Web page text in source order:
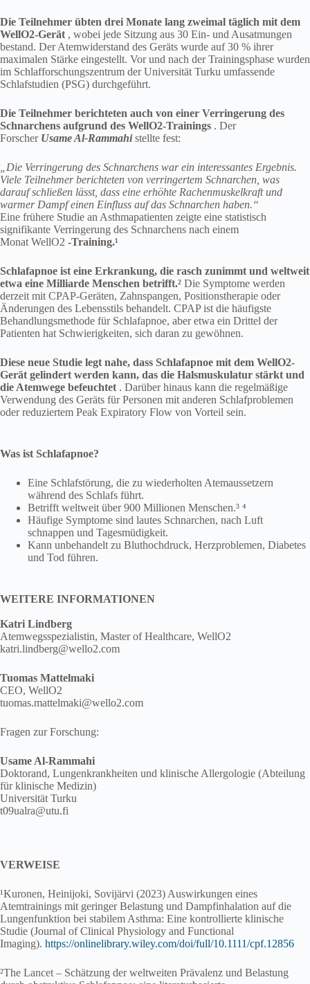
Die Teilnehmer übten drei Monate lang zweimal täglich mit dem
WellO2-Gerät , wobei jede Sitzung aus 30 Ein- und Ausatmungen
bestand. Der Atemwiderstand des Geräts wurde auf 30 % ihrer
maximalen Stärke eingestellt. Vor und nach der Trainingsphase wurden
im Schlafforschungszentrum der Universität Turku umfassende
Schlafstudien (PSG) durchgeführt.
Die Teilnehmer berichteten auch von einer Verringerung des
Schnarchens aufgrund des WellO2-Trainings . Der
Forscher Usame Al-Rammahistellte fest:
„Die Verringerung des Schnarchens war ein interessantes Ergebnis.
Viele Teilnehmer berichteten von verringertem Schnarchen, was
darauf schließen lässt, dass eine erhöhte Rachenmuskelkraft und
warmer Dampf einen Einfluss auf das Schnarchen haben.“
Eine frühere Studie an Asthmapatienten zeigte eine statistisch
signifikante Verringerung des Schnarchens nach einem
Monat WellO2 -Training.¹
Schlafapnoe ist eine Erkrankung, die rasch zunimmt und weltweit
etwa eine Milliarde Menschen betrifft.² Die Symptome werden
derzeit mit CPAP-Geräten, Zahnspangen, Positionstherapie oder
Änderungen des Lebensstils behandelt. CPAP ist die häufigste
Behandlungsmethode für Schlafapnoe, aber etwa ein Drittel der
Patienten hat Schwierigkeiten, sich daran zu gewöhnen.
Diese neue Studie legt nahe, dass Schlafapnoe mit dem WellO2-
Gerät gelindert werden kann, das die Halsmuskulatur stärkt und
die Atemwege befeuchtet . Darüber hinaus kann die regelmäßige
Verwendung des Geräts für Personen mit anderen Schlafproblemen
oder reduziertem Peak Expiratory Flow von Vorteil sein.
Was ist Schlafapnoe?
Eine Schlafstörung, die zu wiederholten Atemaussetzern
während des Schlafs führt.
Betrifft weltweit über 900 Millionen Menschen.³ ⁴
Häufige Symptome sind lautes Schnarchen, nach Luft
schnappen und Tagesmüdigkeit.
Kann unbehandelt zu Bluthochdruck, Herzproblemen, Diabetes
und Tod führen.
WEITERE INFORMATIONEN
Katri Lindberg
Atemwegsspezialistin, Master of Healthcare, WellO2
katri.lindberg@wello2.com
Tuomas Mattelmaki
CEO, WellO2
tuomas.mattelmaki@wello2.com
Fragen zur Forschung:
Usame Al-Rammahi
Doktorand, Lungenkrankheiten und klinische Allergologie (Abteilung
für klinische Medizin)
Universität Turku
t09ualra@utu.fi
VERWEISE
¹Kuronen, Heinijoki, Sovijärvi (2023) Auswirkungen eines
Atemtrainings mit geringer Belastung und Dampfinhalation auf die
Lungenfunktion bei stabilem Asthma: Eine kontrollierte klinische
Studie (Journal of Clinical Physiology and Functional
Imaging). https://onlinelibrary.wiley.com/doi/full/10.1111/cpf.12856
²The Lancet – Schätzung der weltweiten Prävalenz und Belastung